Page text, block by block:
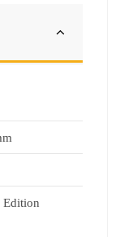
Edition